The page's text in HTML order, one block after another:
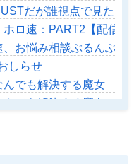
だが誰視点で見たい？
ホロ速：PART2【配信実
、お悩み相談ぶるんぶ
しらせ
んでも解決する魔女
でも解決する魔女